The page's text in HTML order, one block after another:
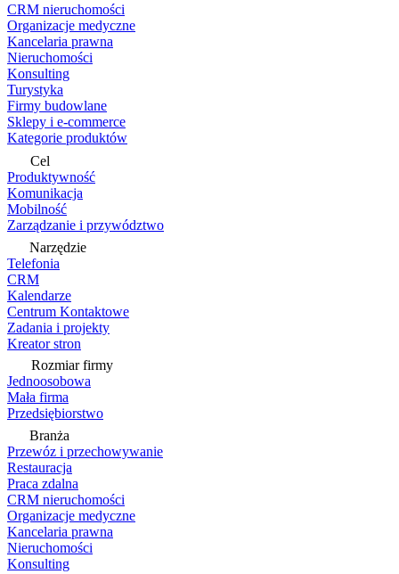
CRM nieruchomości
Organizacje medyczne
Kancelaria prawna
Nieruchomości
Konsulting
Turystyka
Firmy budowlane
Sklepy i e-commerce
Kategorie produktów
Cel
Produktywność
Komunikacja
Mobilność
Zarządzanie i przywództwo
Narzędzie
Telefonia
CRM
Kalendarze
Centrum Kontaktowe
Zadania i projekty
Kreator stron
Rozmiar firmy
Jednoosobowa
Mała firma
Przedsiębiorstwo
Branża
Przewóz i przechowywanie
Restauracja
Praca zdalna
CRM nieruchomości
Organizacje medyczne
Kancelaria prawna
Nieruchomości
Konsulting